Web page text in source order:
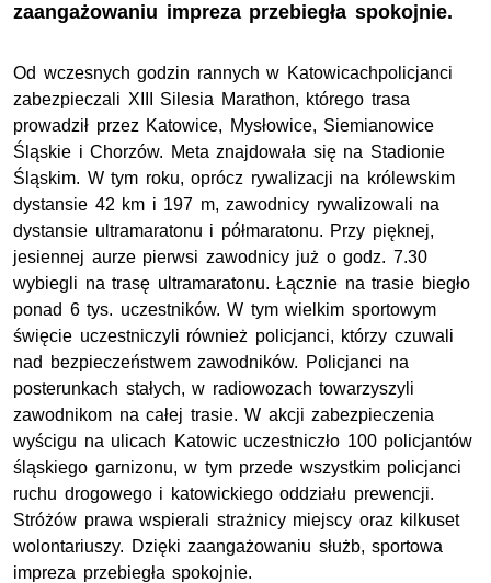
zaangażowaniu impreza przebiegła spokojnie.
Od wczesnych godzin rannych w Katowicachpolicjanci
zabezpieczali XIII Silesia Marathon, którego trasa
prowadził przez Katowice, Mysłowice, Siemianowice
Śląskie i Chorzów. Meta znajdowała się na Stadionie
Śląskim. W tym roku, oprócz rywalizacji na królewskim
dystansie 42 km i 197 m, zawodnicy rywalizowali na
dystansie ultramaratonu i półmaratonu. Przy pięknej,
jesiennej aurze pierwsi zawodnicy już o godz. 7.30
wybiegli na trasę ultramaratonu. Łącznie na trasie biegło
ponad 6tys. uczestników. W tym wielkim sportowym
święcie uczestniczyli również policjanci, którzy czuwali
nad bezpieczeństwem zawodników. Policjanci na
posterunkach stałych, w radiowozach towarzyszyli
zawodnikom na całej trasie. W akcji zabezpieczenia
wyścigu na ulicach Katowic uczestniczło 100 policjantów
śląskiego garnizonu, w tym przede wszystkim policjanci
ruchu drogowego i katowickiego oddziału prewencji.
Stróżów prawa wspierali strażnicy miejscy oraz kilkuset
wolontariuszy. Dzięki zaangażowaniu służb, sportowa
impreza przebiegła spokojnie.